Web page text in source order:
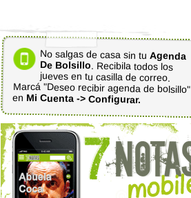
No salgas de casa sin tu Agenda
De Bolsillo. Recibila todos los
jueves en tu casilla de correo.
Marcá "Deseo recibir agenda de bolsillo"
en Mi Cuenta -> Configurar.